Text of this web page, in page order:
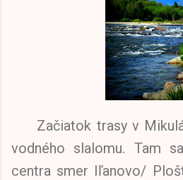
Začiatok trasy v
vodného slalomu. Tam
centra smer Iľanovo/